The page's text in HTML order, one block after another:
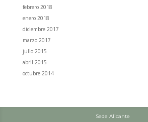
febrero 2018
enero 2018
diciembre 2017
marzo 2017
julio 2015
abril 2015
octubre 2014
Sede Alicante